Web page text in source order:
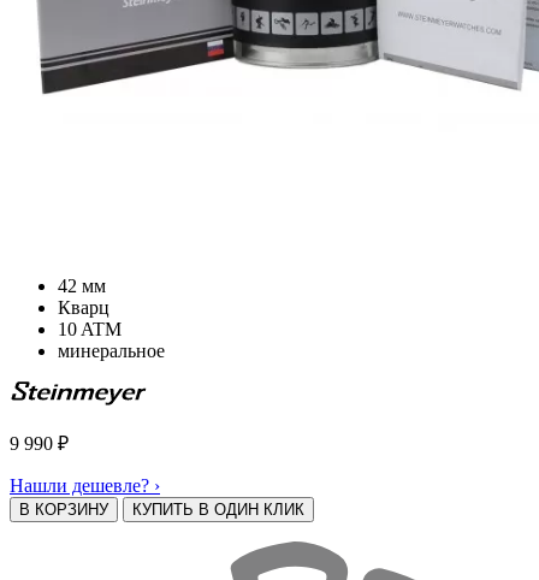
42 мм
Кварц
10 ATM
минеральное
9 990 ₽
Нашли дешевле? ›
В КОРЗИНУ КУПИТЬ В ОДИН КЛИК